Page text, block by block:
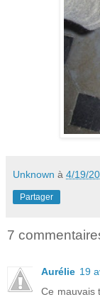
Unknown à 4/19/
Partager
7
Aurélie 19
Ce mauvais